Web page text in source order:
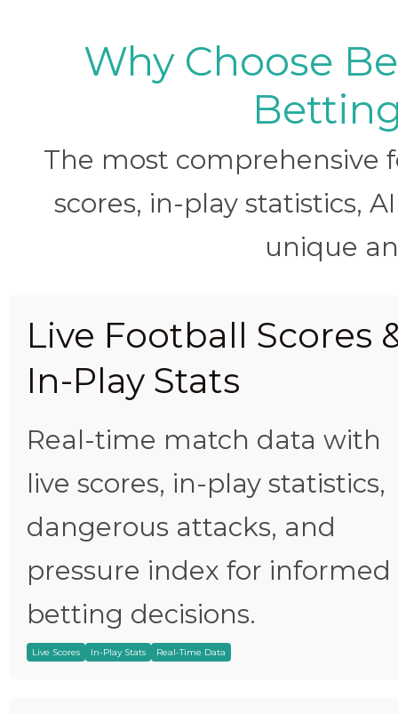
Why Choose
The most
scores, in-play statistics,
unique
Live Football Scores
In-Play Stats
Real-time match data with
live scores, in-play statistics,
dangerous attacks, and
pressure index for informed
betting decisions.
Live Scores In-Play Stats Real-Time Data